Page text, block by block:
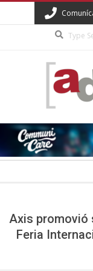
to
Axis promovió
Feria